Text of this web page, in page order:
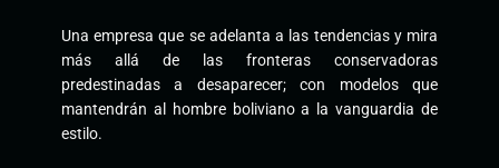
Una empresa que se adelanta a las tendencias y mira
más allá de las fronteras conservadoras
predestinadas a desaparecer; con modelos que
mantendrán al hombre boliviano a la vanguardia de
estilo.